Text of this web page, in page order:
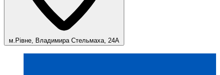
м.Рівне, Владимира Стельмаха, 24А